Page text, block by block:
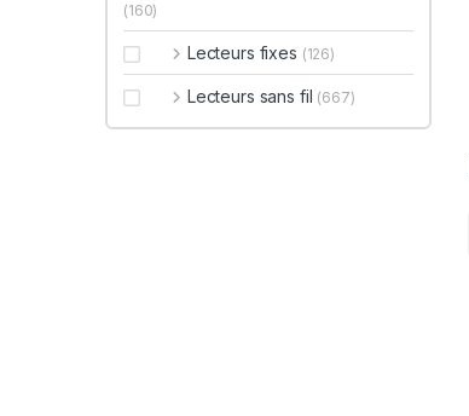
(160)
Lecteurs fixes (126)
Lecteurs sans fil (667)